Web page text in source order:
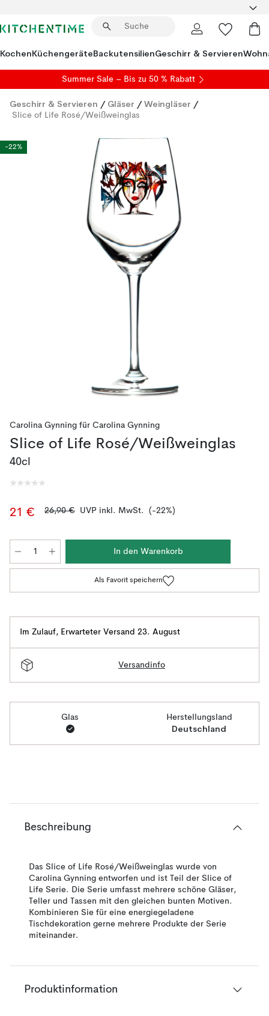
KochenKüchengeräteBackutensilienGeschirr & Servieren
Summer Sale – Bis zu 50 % Rabatt
Geschirr & Servieren / Gläser / Weingläser /
Slice of Life Rosé/Weißweinglas
-22%
Carolina Gynning für Carolina Gynning
Slice of Life Rosé/Weißweinglas
40cl
21 € 26,90 € UVP inkl. MwSt. (-22%)
In den Warenkorb
Als Favorit speichern
Im Zulauf, Erwarteter Versand 23. August
Versandinfo
Glas Herstellungsland
Deutschland
Beschreibung
Das Slice of Life Rosé/Weißweinglas wurde von
Carolina Gynning entworfen und ist Teil der Slice of
Life Serie. Die Serie umfasst mehrere schöne Gläser,
Teller und Tassen mit den gleichen bunten Motiven.
Kombinieren Sie für eine energiegeladene
Tischdekoration gerne mehrere Produkte der Serie
miteinander.
Produktinformation